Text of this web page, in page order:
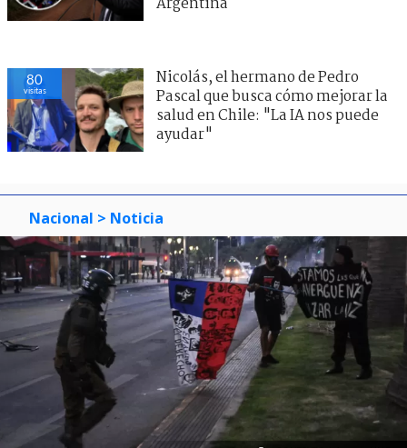
80
visitas
Nicolás, el hermano de Pedro
Pascal que busca cómo mejorar la
salud en Chile: "La IA nos puede
ayudar"
Nacional > Noticia